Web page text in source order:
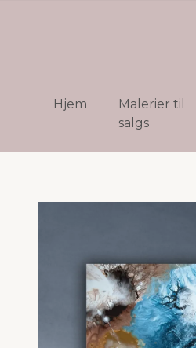
Hjem
Malerier til
salgs